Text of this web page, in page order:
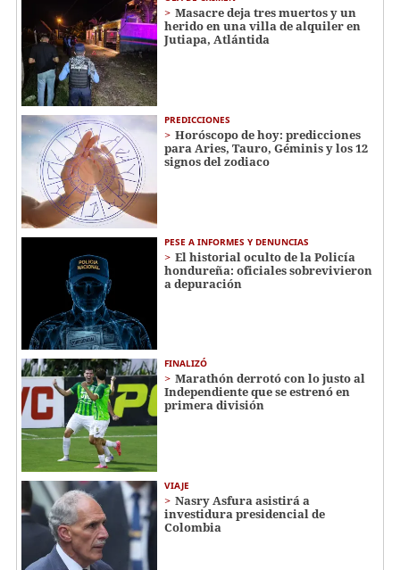
Masacre deja tres muertos y un
herido en una villa de alquiler en
Jutiapa, Atlántida
PREDICCIONES
Horóscopo de hoy: predicciones
para Aries, Tauro, Géminis y los 12
signos del zodiaco
PESE A INFORMES Y DENUNCIAS
El historial oculto de la Policía
hondureña: oficiales sobrevivieron
a depuración
FINALIZÓ
Marathón derrotó con lo justo al
Independiente que se estrenó en
primera división
VIAJE
Nasry Asfura asistirá a
investidura presidencial de
Colombia